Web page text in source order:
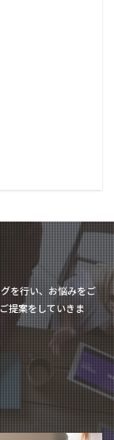
を行い、お悩みをご
提案をしていきま